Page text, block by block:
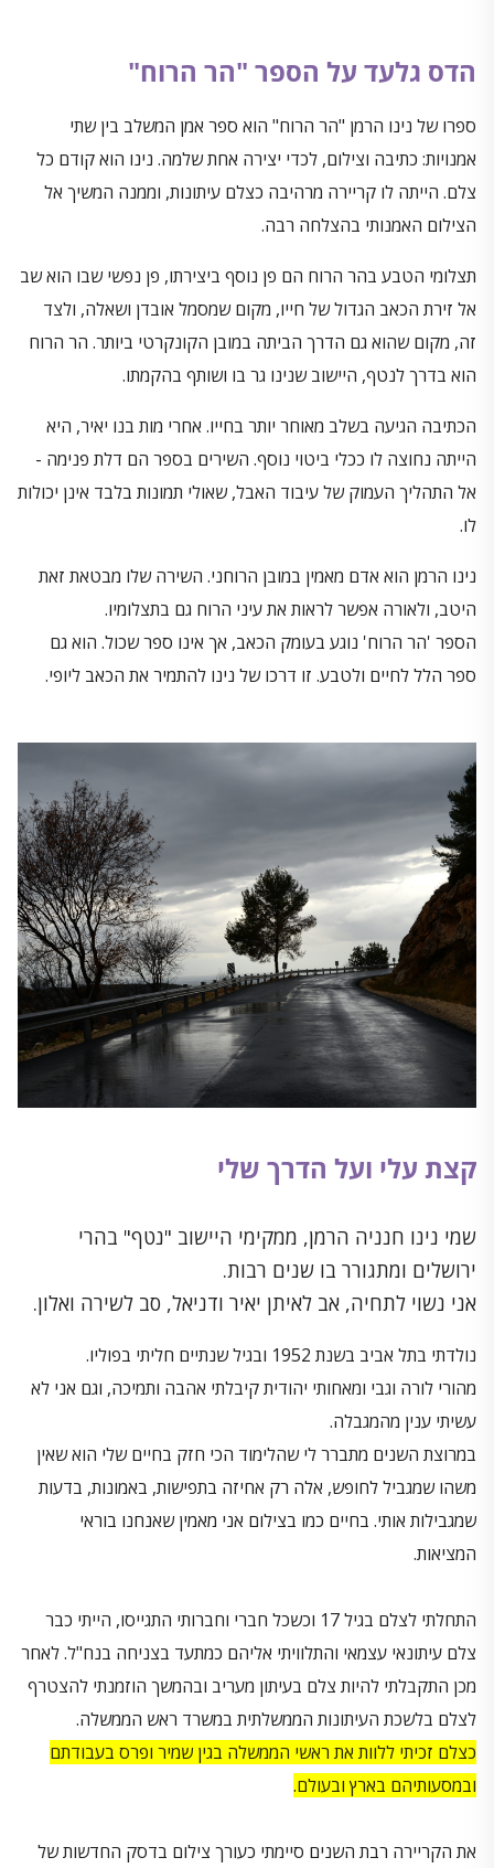
הדס גלעד על הספר "הר הרוח"
ספרו של נינו הרמן "הר הרוח" הוא ספר אמן המשלב בין שתי
אמנויות: כתיבה וצילום, לכדי יצירה אחת שלמה. נינו הוא קודם כל
צלם. הייתה לו קריירה מרהיבה כצלם עיתונות, וממנה המשיך אל
הצילום האמנותי בהצלחה רבה.
תצלומי הטבע בהר הרוח הם פן נוסף ביצירתו, פן נפשי שבו הוא שב
אל זירת הכאב הגדול של חייו, מקום שמסמל אובדן ושאלה, ולצד
זה, מקום שהוא גם הדרך הביתה במובן הקונקרטי ביותר. הר הרוח
הוא בדרך לנטף, היישוב שנינו גר בו ושותף בהקמתו.
הכתיבה הגיעה בשלב מאוחר יותר בחייו. אחרי מות בנו יאיר, היא
הייתה נחוצה לו ככלי ביטוי נוסף. השירים בספר הם דלת פנימה -
אל התהליך העמוק של עיבוד האבל, שאולי תמונות בלבד אינן יכולות
לו.
נינו הרמן הוא אדם מאמין במובן הרוחני. השירה שלו מבטאת זאת
היטב, ולאורה אפשר לראות את עיני הרוח גם בתצלומיו.
הספר 'הר הרוח' נוגע בעומק הכאב, אך אינו ספר שכול. הוא גם
ספר הלל לחיים ולטבע. זו דרכו של נינו להתמיר את הכאב ליופי.
קצת עלי ועל הדרך שלי
שמי נינו חנניה הרמן, ממקימי היישוב "נטף" בהרי
ירושלים ומתגורר בו שנים רבות.
אני נשוי לתחיה, אב לאיתן יאיר ודניאל, סב לשירה ואלון.
נולדתי בתל אביב בשנת 1952 ובגיל שנתיים חליתי בפוליו.
מהורי לורה וגבי ומאחותי יהודית קיבלתי אהבה ותמיכה, וגם אני לא
עשיתי ענין מהמגבלה.
במרוצת השנים מתברר לי שהלימוד הכי חזק בחיים שלי הוא שאין
משהו שמגביל לחופש, אלה רק אחיזה בתפישות, באמונות, בדעות
שמגבילות אותי. בחיים כמו בצילום אני מאמין שאנחנו בוראי
המציאות.
התחלתי לצלם בגיל 17 וכשכל חברי וחברותי התגייסו, הייתי כבר
צלם עיתונאי עצמאי והתלוויתי אליהם כמתעד בצניחה בנח"ל. לאחר
מכן התקבלתי להיות צלם בעיתון מעריב ובהמשך הוזמנתי להצטרף
לצלם בלשכת העיתונות הממשלתית במשרד ראש הממשלה.
כצלם זכיתי ללוות את ראשי הממשלה בגין שמיר ופרס בעבודתם
ובמסעותיהם בארץ ובעולם.
את הקריירה רבת השנים סיימתי כעורך צילום בדסק החדשות של